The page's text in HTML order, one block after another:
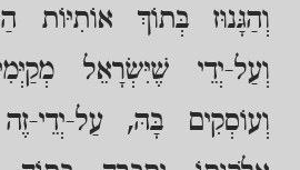
וְהַגָּנוּז בְּתוֹךְ אוֹתִיּוֹת
וְעַל-יְדֵי שֶׁיִּשְׂרָאֵל
וְעוֹסְקִים בָּהּ, עַל-יְדֵי-